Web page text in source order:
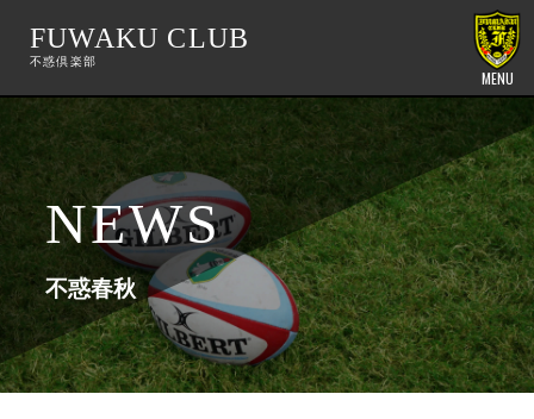
FUWAKU CLUB
MENU
NEWS
不惑春秋